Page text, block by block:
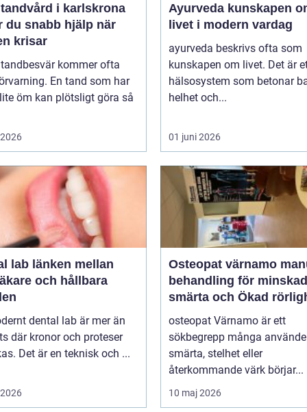
i karlskrona
du snabb hjälp när
krisar
kommer ofta
En tand som har
öm kan plötsligt göra så
Ayurveda kunskapen om
livet i modern vardag
ayurveda beskrivs ofta som
kunskapen om livet. Det är
hälsosystem som betonar
helhet och...
01 juni 2026
mellan
och hållbara
dental lab är mer än
där kronor och proteser
Det är en teknisk och ...
Osteopat värnamo manuell
behandling för minskad
smärta och Ökad
osteopat Värnamo är ett
sökbegrepp många
smärta, stelhet eller
återkommande värk börjar...
10 maj 2026